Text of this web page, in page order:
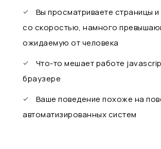
Вы просматриваете страницы и
со скоростью, намного
ожидаемую от человека
Что-то мешает работе
браузере
Ваше поведение похоже на
автоматизированных систем